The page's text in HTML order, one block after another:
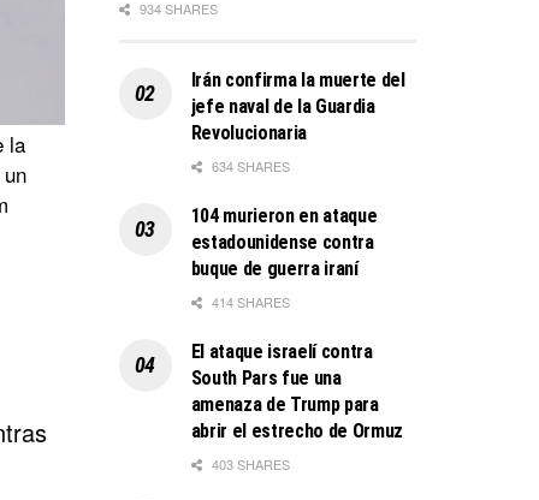
la
934 SHARES
Irán confirma la muerte del
jefe naval de la Guardia
Revolucionaria
634 SHARES
104 murieron en ataque
estadounidense contra
buque de guerra iraní
414 SHARES
El ataque israelí contra
South Pars fue una
amenaza de Trump para
abrir el estrecho de Ormuz
403 SHARES